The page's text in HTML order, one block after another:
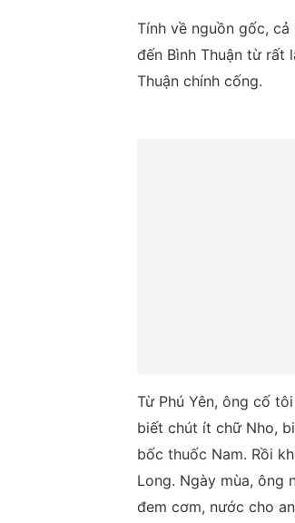
Tính về nguồn gốc,
đến Bình Thuận từ rất
Thuận chính cống.
Từ Phú Yên, ông cố
biết chút ít chữ Nho,
bốc thuốc Nam. Rồi
Long. Ngày mùa, ông
đem cơm, nước cho